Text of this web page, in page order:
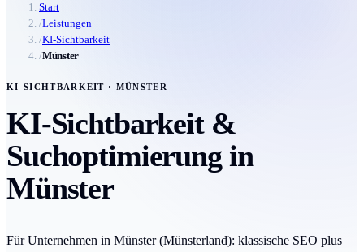
Start
/Leistungen
/KI-Sichtbarkeit
/Münster
KI-SICHTBARKEIT · MÜNSTER
KI-Sichtbarkeit &
Suchoptimierung in
Münster
Für Unternehmen in Münster (Münsterland): klassische SEO plus